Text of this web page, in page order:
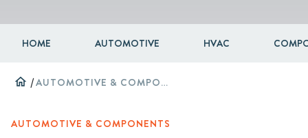
HOME AUTOMOTIVE HVAC
home / AUTOMOTIVE & COMPONENTS
AUTOMOTIVE & COMPONENTS